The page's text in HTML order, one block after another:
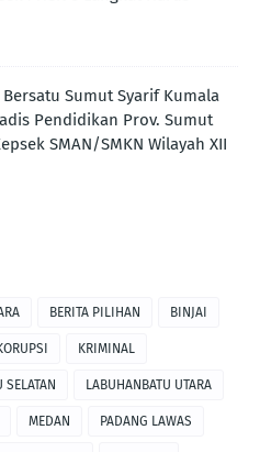
Bersatu Sumut Syarif Kumala
Pendidikan Prov. Sumut
SMAN/SMKN Wilayah XII
BERITA PILIHAN BINJAI
KRIMINAL
SELATAN LABUHANBATU UTARA
MEDAN PADANG LAWAS